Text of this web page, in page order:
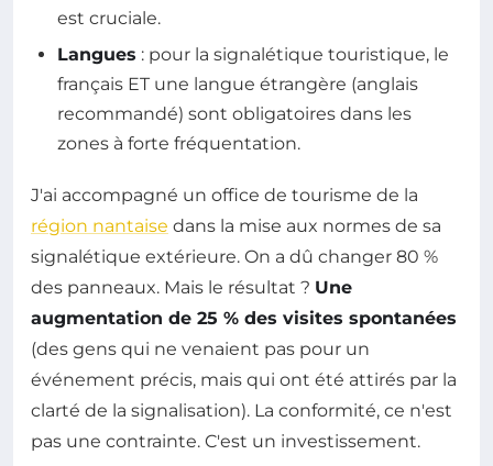
est cruciale.
Langues : pour la signalétique touristique, le
français ET une langue étrangère (anglais
recommandé) sont obligatoires dans les
zones à forte fréquentation.
J'ai accompagné un office de tourisme de la
région nantaise dans la mise aux normes de sa
signalétique extérieure. On a dû changer 80 %
des panneaux. Mais le résultat ? Une
augmentation de 25 % des visites spontanées
(des gens qui ne venaient pas pour un
événement précis, mais qui ont été attirés par la
clarté de la signalisation). La conformité, ce n'est
pas une contrainte. C'est un investissement.